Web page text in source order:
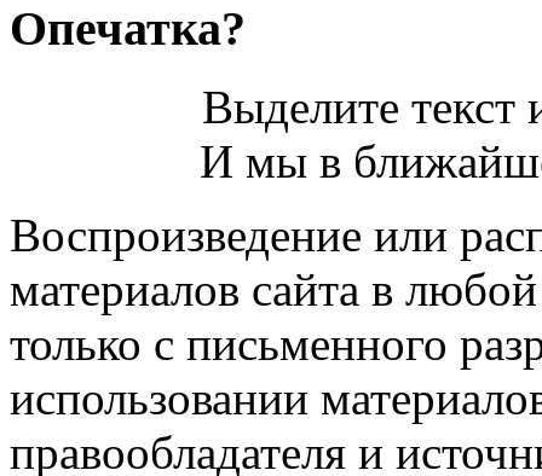
Опечатка?
Выделите
И мы в
Воспроизведение или
материалов сайта в
только с письменного
использовании
правообладателя и